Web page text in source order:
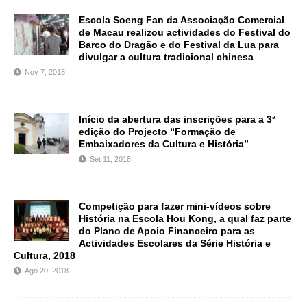
Escola Soeng Fan da Associação Comercial
de Macau realizou actividades do Festival do
Barco do Dragão e do Festival da Lua para
divulgar a cultura tradicional chinesa
Nov 7, 2018
Início da abertura das inscrições para a 3ª
edição do Projecto “Formação de
Embaixadores da Cultura e História”
Set 11, 2018
Competição para fazer mini-vídeos sobre
História na Escola Hou Kong, a qual faz parte
do Plano de Apoio Financeiro para as
Actividades Escolares da Série História e
Cultura, 2018
Ago 20, 2018